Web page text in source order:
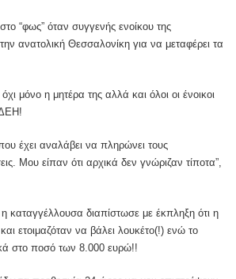
“φως” όταν συγγενής ενοίκου της
ανατολική Θεσσαλονίκη για να μεταφέρει τα
μόνο η μητέρα της αλλά και όλοι οι ένοικοι
ΔΕΗ!
έχει αναλάβει να πληρώνει τους
Μου είπαν ότι αρχικά δεν γνώριζαν τίποτα”,
καταγγέλλουσα διαπίστωσε με έκπληξη ότι η
ετοιμαζόταν να βάλει λουκέτο(!) ενώ το
στο ποσό των 8.000 ευρώ!!